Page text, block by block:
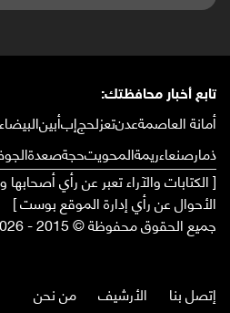
تابع أخبار محافظتك:
أمانة العاصمةعدنتعزلحجإبأبينالبيضاء
ذمارصنعاءريمةالمحويتحجةصعدة
[ الكتابات والآراء تعبر عن رأي
الأحوال عن رأي إدارة الموقع بوست ]
جميع الحقوق محفوظة © 2015 - 2026
إتصل بنا الأرشيف من نحن